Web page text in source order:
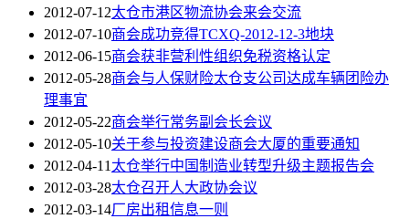
2012-07-12太仓市港区物流协会来会交流
2012-07-10商会成功竞得TCXQ-2012-12-3地块
2012-06-15商会获非营利性组织免税资格认定
2012-05-28商会与人保财险太仓支公司达成车辆团险办
理事宜
2012-05-22商会举行常务副会长会议
2012-05-10关于参与投资建设商会大厦的重要通知
2012-04-11太仓举行中国制造业转型升级主题报告会
2012-03-28太仓召开人大政协会议
2012-03-14厂房出租信息一则